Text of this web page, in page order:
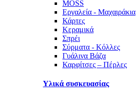
MOSS
Εργαλεία - Μαχαιράκια
Κάρτες
Κεραμικά
Σπρέι
Σύρματα - Κόλλες
Γυάλινα Βάζα
Καρφίτσες – Πέρλες
Υλικά συσκευασίας